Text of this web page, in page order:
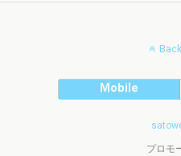
Mobile
プロモ